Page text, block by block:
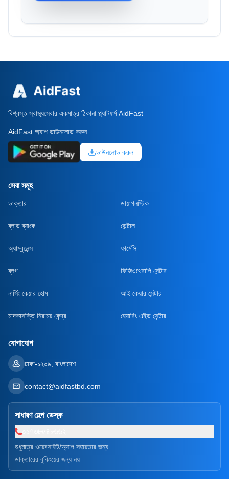
বিশ্বস্ত স্বাস্থ্যসেবার একমাত্র ঠিকানা প্ল্যাটফর্ম AidFast
AidFast অ্যাপ ডাউনলোড করুন
ডাউনলোড করুন
সেবা সমূহ
ডাক্তার ডায়াগনস্টিক
ব্লাড ব্যাংক ডেন্টাল
অ্যাম্বুলেন্স ফার্মেসি
ব্লগ ফিজিওথেরাপি সেন্টার
নার্সিং কেয়ার হোম আই কেয়ার সেন্টার
মাদকাসক্তি নিরাময় কেন্দ্র হেয়ারিং এইড সেন্টার
যোগাযোগ
ঢাকা-১২০৯, বাংলাদেশ
contact@aidfastbd.com
সাধারণ হেল্প ডেস্ক
শুধুমাত্র ওয়েবসাইট/অ্যাপ সহায়তার জন্য
ডাক্তারের বুকিংয়ের জন্য নয়